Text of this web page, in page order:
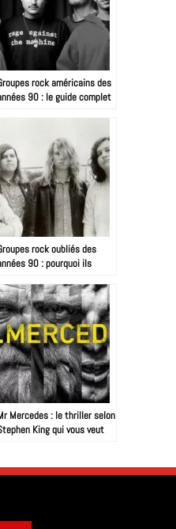
rock américains des
90 : le guide complet
rock oubliés des
90 : pourquoi ils
Mercedes : le thriller selon
King qui vous veut